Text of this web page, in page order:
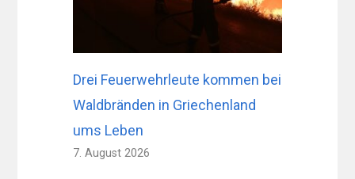
Drei Feuerwehrleute kommen bei
Waldbränden in Griechenland
ums Leben
7. August 2026